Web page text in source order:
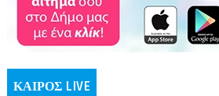
ΚΑΙΡΟΣ LIVE